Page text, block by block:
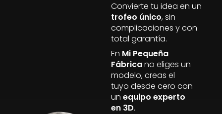
Convierte tu idea en un
trofeo único, sin
complicaciones y con
total garantía.
En Mi Pequeña
Fábricano eliges un
modelo, creas el
tuyo desde cero con
un equipo experto
en 3D.